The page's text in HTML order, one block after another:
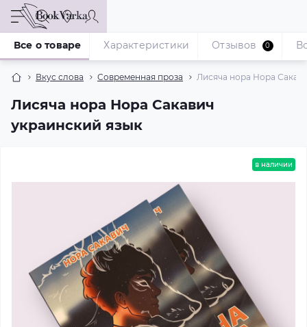
Вкус слова Современная проза Лисяча нора Нора
Лисяча нора Нора Сакавич
украинский язык
Все о товаре Характеристики Отзывов 0
в наличии